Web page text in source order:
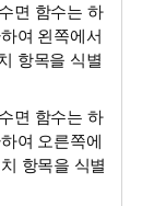
면 함수는 하
여 왼쪽에서
항목을 식별
면 함수는 하
여 오른쪽에
항목을 식별